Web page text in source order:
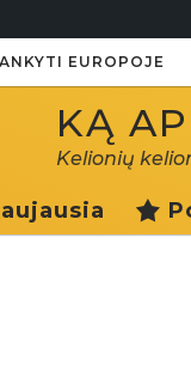
EUROPOJE
KĄ
Kelionių